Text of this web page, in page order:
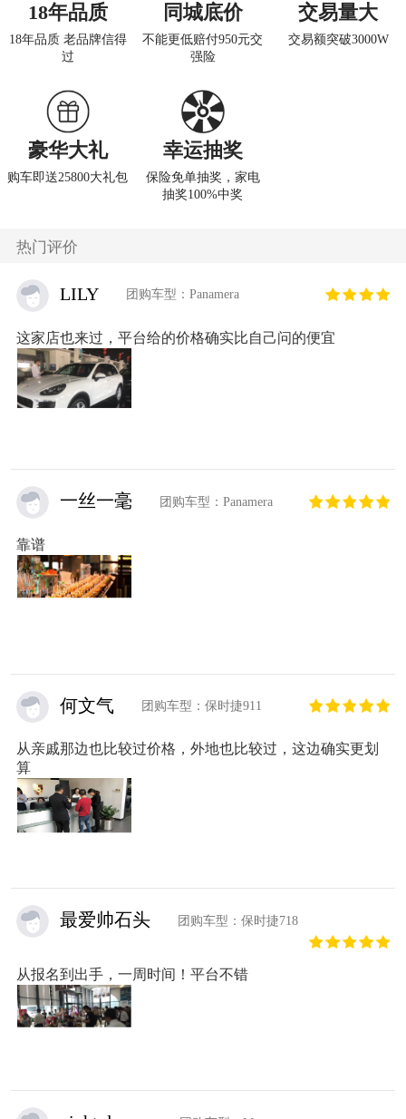
18年品质
18年品质 老品牌信得
过
同城底价
不能更低赔付950元交
强险
交易量大
交易额突破3000W
豪华大礼
购车即送25800大礼包
幸运抽奖
保险免单抽奖，家电
抽奖100%中奖
热门评价
LILY 团购车型：Panamera
这家店也来过，平台给的价格确实比自己问的便宜
一丝一毫 团购车型：Panamera
靠谱
何文气 团购车型：保时捷911
从亲戚那边也比较过价格，外地也比较过，这边确实更划
算
最爱帅石头 团购车型：保时捷718
从报名到出手，一周时间！平台不错